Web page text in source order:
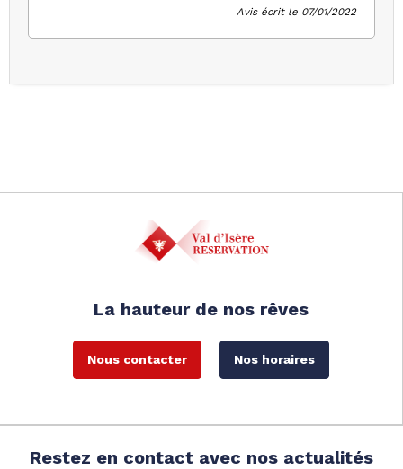
Avis écrit le 07/01/2022
La hauteur de nos rêves
Nous contacter Nos horaires
Restez en contact avec nos actualités